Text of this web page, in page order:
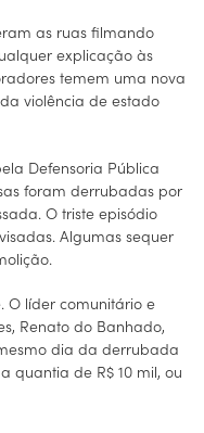
as ruas filmando
explicação às
temem uma nova
violência de estado
Defensoria Pública
foram derrubadas por
O triste episódio
Algumas sequer
O líder comunitário e
Renato do Banhado,
dia da derrubada
quantia de R$ 10 mil, ou